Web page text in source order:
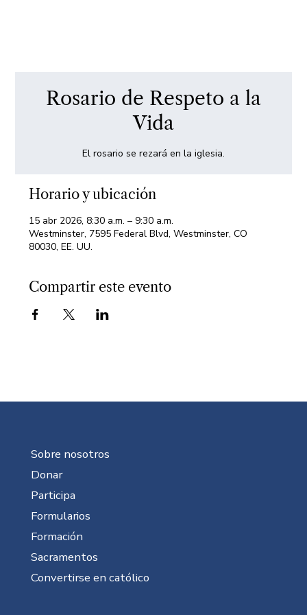
Rosario de Respeto a la
Vida
El rosario se rezará en la iglesia.
Horario y ubicación
15 abr 2026, 8:30 a.m. – 9:30 a.m.
Westminster, 7595 Federal Blvd, Westminster, CO
80030, EE. UU.
Compartir este evento
Sobre nosotros
Donar
Participa
Formularios
Formación
Sacramentos
Convertirse en católico